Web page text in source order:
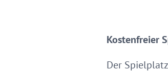
Kostenfreier
Der